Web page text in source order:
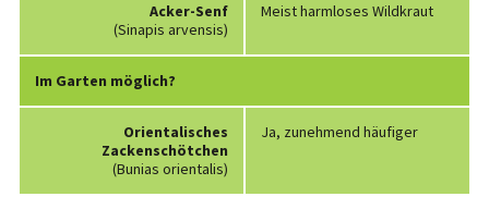
Acker-Senf
(Sinapis arvensis)
Meist harmloses Wildkraut
Im Garten möglich?
Orientalisches
Zackenschötchen
(Bunias orientalis)
Ja, zunehmend häufiger